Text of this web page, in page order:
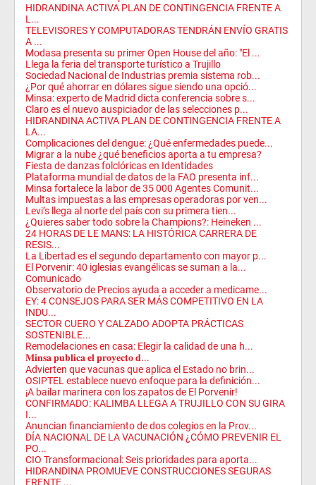
HIDRANDINA ACTIVA PLAN DE CONTINGENCIA FRENTE A
L...
TELEVISORES Y COMPUTADORAS TENDRÁN ENVÍO GRATIS
A ...
Modasa presenta su primer Open House del año: "El ...
Llega la feria del transporte turístico a Trujillo
Sociedad Nacional de Industrias premia sistema rob...
¿Por qué ahorrar en dólares sigue siendo una opció...
Minsa: experto de Madrid dicta conferencia sobre s...
Claro es el nuevo auspiciador de las selecciones p...
HIDRANDINA ACTIVA PLAN DE CONTINGENCIA FRENTE A
LA...
Complicaciones del dengue: ¿Qué enfermedades puede...
Migrar a la nube ¿qué beneficios aporta a tu empresa?
Fiesta de danzas folclóricas en Identidades
Plataforma mundial de datos de la FAO presenta inf...
Minsa fortalece la labor de 35 000 Agentes Comunit...
Multas impuestas a las empresas operadoras por ven...
Levi’s llega al norte del país con su primera tien...
¿Quieres saber todo sobre la Champions?: Heineken ...
24 HORAS DE LE MANS: LA HISTÓRICA CARRERA DE
RESIS...
La Libertad es el segundo departamento con mayor p...
El Porvenir: 40 iglesias evangélicas se suman a la...
Comunicado
Observatorio de Precios ayuda a acceder a medicame...
EY: 4 CONSEJOS PARA SER MÁS COMPETITIVO EN LA
INDU...
SECTOR CUERO Y CALZADO ADOPTA PRÁCTICAS
SOSTENIBLE...
Remodelaciones en casa: Elegir la calidad de una h...
𝐌𝐢𝐧𝐬𝐚 𝐩𝐮𝐛𝐥𝐢𝐜𝐚 𝐞𝐥 𝐩𝐫𝐨𝐲𝐞𝐜𝐭𝐨 𝐝...
Advierten que vacunas que aplica el Estado no brin...
OSIPTEL establece nuevo enfoque para la definición...
¡A bailar marinera con los zapatos de El Porvenir!
CONFIRMADO: KALIMBA LLEGA A TRUJILLO CON SU GIRA
I...
Anuncian financiamiento de dos colegios en la Prov...
DÍA NACIONAL DE LA VACUNACIÓN ¿CÓMO PREVENIR EL
PO...
CIO Transformacional: Seis prioridades para aporta...
HIDRANDINA PROMUEVE CONSTRUCCIONES SEGURAS
FRENTE ...